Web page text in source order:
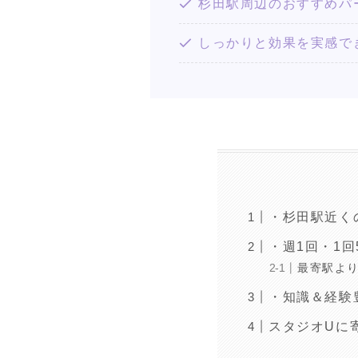
杉田駅周辺のおすすめ
しっかりと効果を実感
・杉田駅近
・週1回・1
最寄駅よ
・知識＆経
スタジオUに